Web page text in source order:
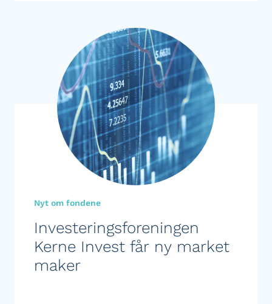
Nyt om fondene
Investeringsforeningen
Kerne Invest får ny market
maker